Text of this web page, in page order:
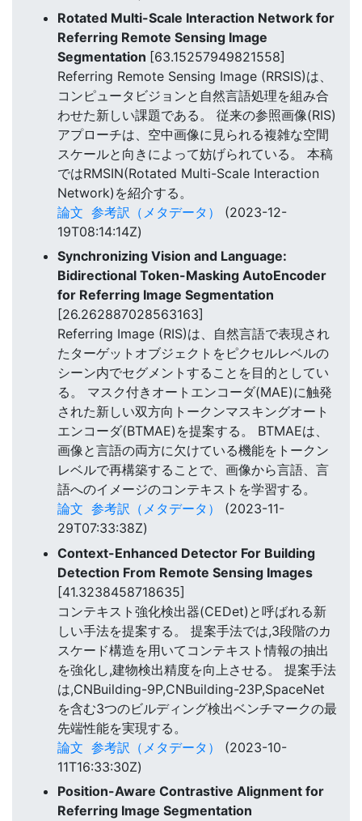
Rotated Multi-Scale Interaction Network for
Referring Remote Sensing Image
Segmentation [63.15257949821558]
Referring Remote Sensing Image (RRSIS)は、
コンピュータビジョンと自然言語処理を組み合
わせた新しい課題である。 従来の参照画像(RIS)
アプローチは、空中画像に見られる複雑な空間
スケールと向きによって妨げられている。 本稿
ではRMSIN(Rotated Multi-Scale Interaction
Network)を紹介する。
論文 参考訳（メタデータ）
(2023-12-
19T08:14:14Z)
Synchronizing Vision and Language:
Bidirectional Token-Masking AutoEncoder
for Referring Image Segmentation
[26.262887028563163]
Referring Image (RIS)は、自然言語で表現され
たターゲットオブジェクトをピクセルレベルの
シーン内でセグメントすることを目的としてい
る。 マスク付きオートエンコーダ(MAE)に触発
された新しい双方向トークンマスキングオート
エンコーダ(BTMAE)を提案する。 BTMAEは、
画像と言語の両方に欠けている機能をトークン
レベルで再構築することで、画像から言語、言
語へのイメージのコンテキストを学習する。
論文 参考訳（メタデータ）
(2023-11-
29T07:33:38Z)
Context-Enhanced Detector For Building
Detection From Remote Sensing Images
[41.3238458718635]
コンテキスト強化検出器(CEDet)と呼ばれる新
しい手法を提案する。 提案手法では,3段階のカ
スケード構造を用いてコンテキスト情報の抽出
を強化し,建物検出精度を向上させる。 提案手法
は,CNBuilding-9P,CNBuilding-23P,SpaceNet
を含む3つのビルディング検出ベンチマークの最
先端性能を実現する。
論文 参考訳（メタデータ）
(2023-10-
11T16:33:30Z)
Position-Aware Contrastive Alignment for
Referring Image Segmentation